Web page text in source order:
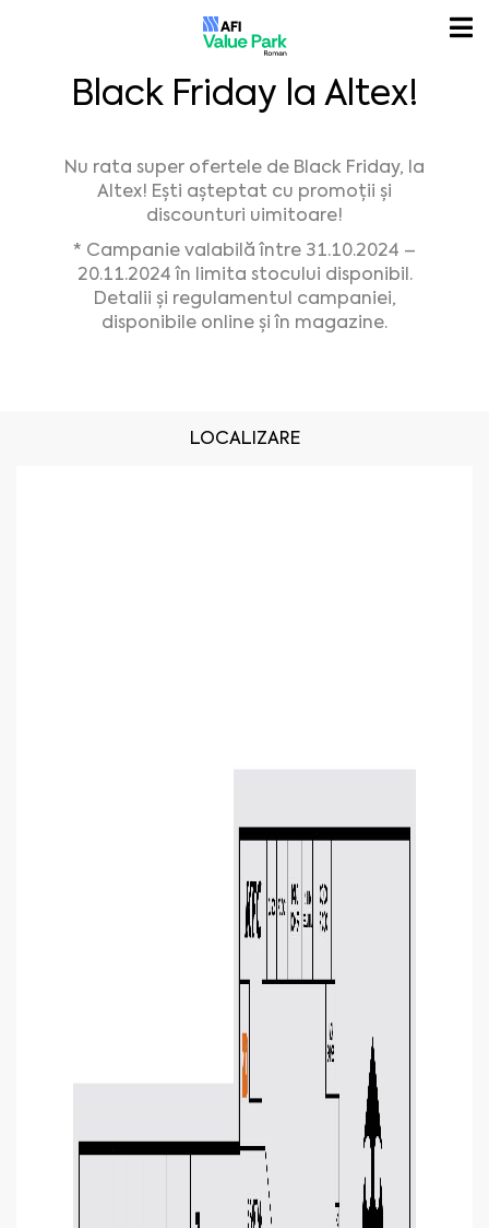
Black Friday la Altex!
Nu rata super ofertele de Black Friday, la
Altex! Ești așteptat cu promoții și
discounturi uimitoare!
* Campanie valabilă între 31.10.2024 –
20.11.2024 în limita stocului disponibil.
Detalii și regulamentul campaniei,
disponibile online și în magazine.
LOCALIZARE